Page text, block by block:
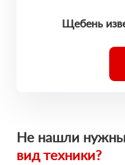
Щебень
Не нашли
вид техники?